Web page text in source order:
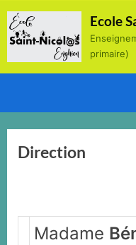
Skip
to
content
Ecole
primaire)
Direction
Madame